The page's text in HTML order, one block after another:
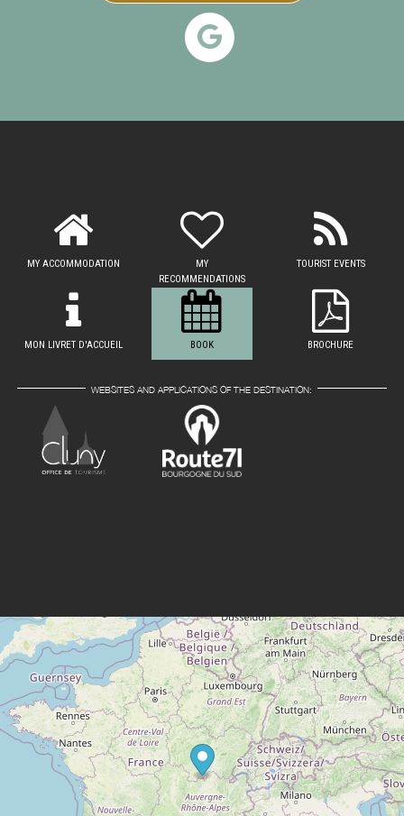
MY ACCOMMODATION
MY
RECOMMENDATIONS
TOURIST EVENTS
MON LIVRET D'ACCUEIL BOOK BROCHURE
WEBSITES AND APPLICATIONS OF THE DESTINATION: